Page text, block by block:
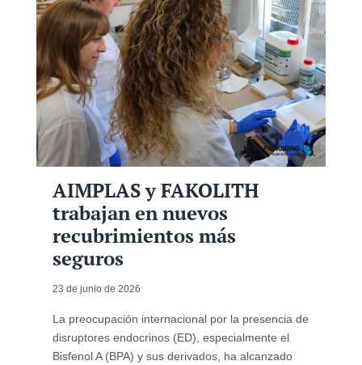
AIMPLAS y FAKOLITH
trabajan en nuevos
recubrimientos más
seguros
23 de junio de 2026
La preocupación internacional por la presencia de
disruptores endocrinos (ED), especialmente el
Bisfenol A (BPA) y sus derivados, ha alcanzado